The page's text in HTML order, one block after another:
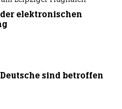
elektronischen
sind betroffen